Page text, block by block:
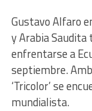
Gustavo Alfaro
y Arabia Saudita
enfrentarse a
septiembre.
‘Tricolor’ se
mundialista.